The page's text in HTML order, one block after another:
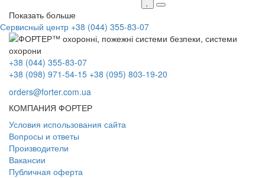
Показать больше
Сервисный центр +38 (044) 355-83-07
+38 (044) 355-83-07
+38 (098) 971-54-15 +38 (095) 803-19-20
orders@forter.com.ua
КОМПАНИЯ ФОРТЕР
Условия использования сайта
Вопросы и ответы
Производители
Вакансии
Публичная оферта